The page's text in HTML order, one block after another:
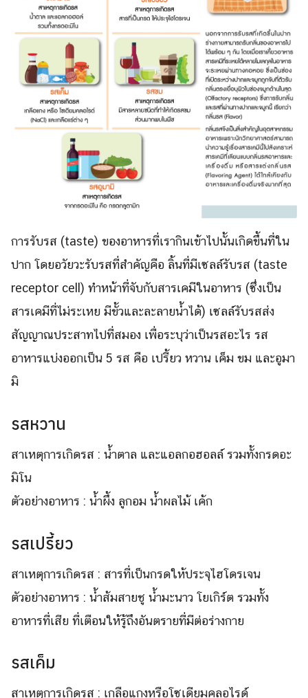
การรับรส (taste) ของอาหารที่เรากินเข้าไปนั้นเกิดขึ้นที่ใน
ปาก โดยอวัยวะรับรสที่สำคัญคือ ลิ้นที่มีเซลล์รับรส (taste
receptor cell) ทำหน้าที่จับกับสารเคมีในอาหาร (ซึ่งเป็น
สารเคมีที่ไม่ระเหย มีขั้วและละลายน้ำได้) เซลล์รับรสส่ง
สัญญาณประสาทไปที่สมอง เพื่อระบุว่าเป็นรสอะไร รส
อาหารแบ่งออกเป็น 5 รส คือ เปรี้ยว หวาน เค็ม ขม และอูมา
มิ
รสหวาน
สาเหตุการเกิดรส : น้ำตาล และแอลกอฮอลล์ รวมทั้งกรดอะ
มิโน
ตัวอย่างอาหาร : น้ำผึ้ง ลูกอม น้ำผลไม้ เค้ก
รสเปรี้ยว
สาเหตุการเกิดรส : สารที่เป็นกรดให้ประจุไฮโดรเจน
ตัวอย่างอาหาร : น้ำส้มสายชู น้ำมะนาว โยเกิร์ต รวมทั้ง
อาหารที่เสีย ที่เตือนให้รู้ถึงอันตรายที่มีต่อร่างกาย
รสเค็ม
สาเหตุการเกิดรส : เกลือแกงหรือโซเดียมคลอไรด์